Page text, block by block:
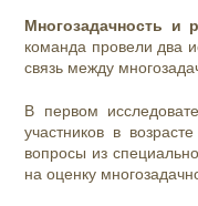
Многозадачность и
команда провели два
связь между
В первом
участников в
вопросы из
на оценку